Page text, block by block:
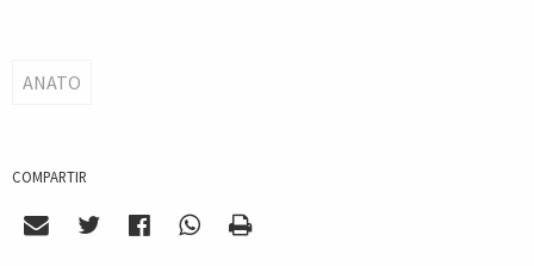
ANATO
COMPARTIR